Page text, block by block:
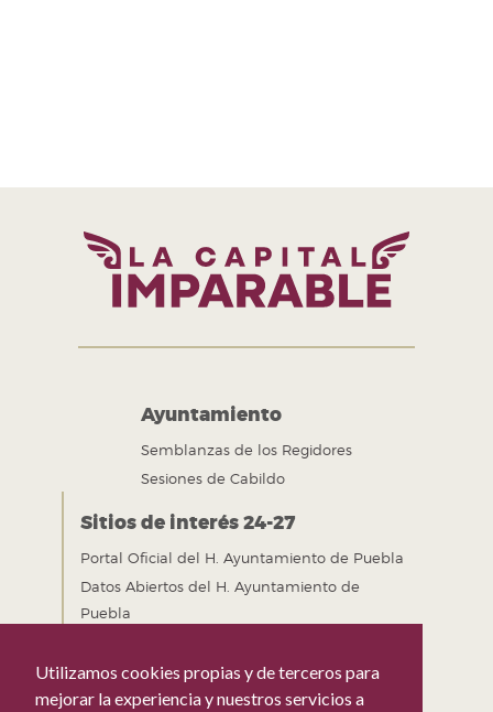
Utilizamos cookies propias y de terceros para
mejorar la experiencia y nuestros servicios a
Ayuntamiento
Semblanzas de los Regidores
Sesiones de Cabildo
Sitios de interés 24-27
Portal Oficial del H. Ayuntamiento de Puebla
Datos Abiertos del H. Ayuntamiento de
Puebla
Puebla
Mejora Regulatoria del H. Ayuntamiento de